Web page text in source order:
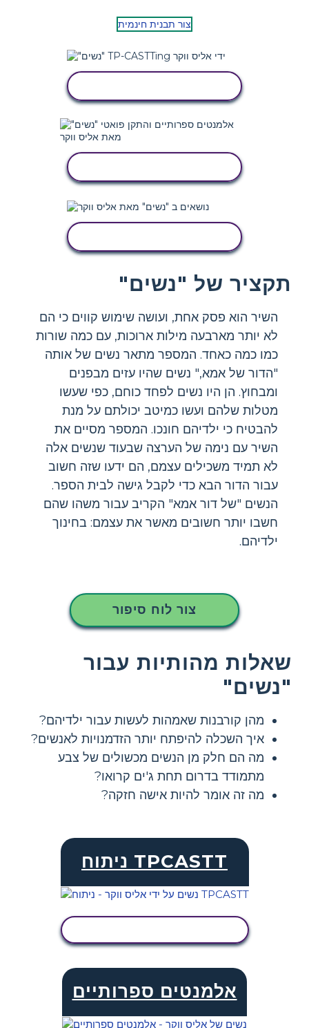
צור תבנית חינמית
תקציר של "נשים"
השיר הוא פסק אחת, ועושה שימוש קווים כי הם
לא יותר מארבעה מילות ארוכות, עם כמה שורות
כמו כמה כאחד. המספר מתאר נשים של אותה
"הדור של אמא," נשים שהיו עזים מבפנים
ומבחוץ. הן היו נשים לפחד כוחם, כפי שעשו
מטלות שלהם ועשו כמיטב יכולתם על מנת
להבטיח כי ילדיהם חונכו. המספר מסיים את
השיר עם נימה של הערצה שבעוד שנשים אלה
לא תמיד משכילים עצמם, הם ידעו שזה חשוב
עבור הדור הבא כדי לקבל גישה לבית הספר.
הנשים "של דור אמא" הקריב עבור משהו שהם
חשבו יותר חשובים מאשר את עצמם: בחינוך
ילדיהם.
צור לוח סיפור
שאלות מהותיות עבור
"נשים"
מהן קורבנות שאמהות לעשות עבור ילדיהם?
איך השכלה להיפתח יותר הזדמנויות לאנשים?
מה הם חלק מן הנשים מכשולים של צבע
מתמודד בדרום תחת ג'ים קרואו?
מה זה אומר להיות אישה חזקה?
ניתוח TPCASTT
אלמנטים ספרותיים